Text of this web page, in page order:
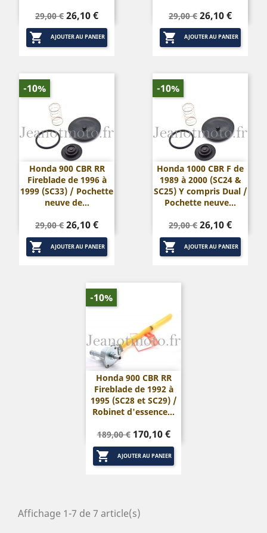
Prix
de
base
29,00 € Prix
26,10 €
 AJOUTER AU PANIER
Prix
de
base
29,00 € Prix
26,10 €
 AJOUTER AU PANIER
Honda 900 CBR RR
Fireblade de 1996 à
1999 (SC33) / Pochette
neuve de...
Prix
de
base
29,00 € Prix
26,10 €
 AJOUTER AU PANIER
-10%
Honda 1000 CBR F de
1989 à 2000 (SC24 &
SC25) Y compris Dual /
Pochette neuve...
Prix
de
base
29,00 € Prix
26,10 €
 AJOUTER AU PANIER
-10%
Honda 900 CBR RR
Fireblade de 1992 à
1995 (SC28 et SC29) /
Robinet d'essence...
Prix
de
base
189,00 € Prix
170,10 €
 AJOUTER AU PANIER
-10%
Affichage 1-7 de 7 article(s)